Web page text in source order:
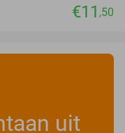
€11 ,50
uit